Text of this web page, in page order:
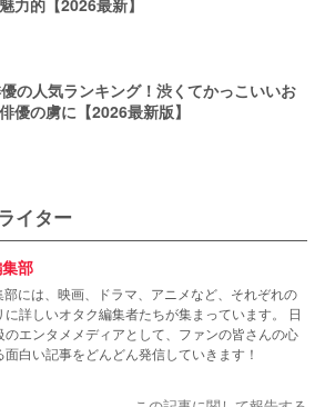
力的【2026最新】
の人気ランキング！渋くてかっこいいお
優の虜に【2026最新版】
イター
部
部には、映画、ドラマ、アニメなど、それぞれの
に詳しいオタク編集者たちが集まっています。 日
のエンタメメディアとして、ファンの皆さんの心
面白い記事をどんどん発信していきます！